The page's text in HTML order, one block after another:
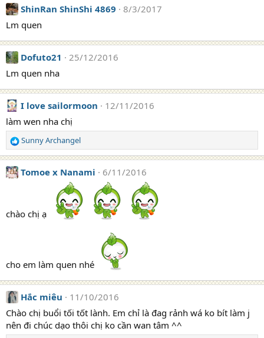
n
s
:
ShinRan ShinShi 4869
8/3/2017
Lm quen
Dofuto21
25/12/2016
Lm quen nha
I love sailormoon
12/11/2016
làm wen nha chị
R
e
a
c
n
Sunny Archangel
Tomoe x Nanami 6/11/2016
chào chị ạ
cho em làm quen nhé
Hắc miêu
11/10/2016
Chào chị buổi tối tốt lành. Em chỉ là đag rảnh wá ko bít làm j
nên đi chúc dạo thôi chị ko cần wan tâm ^^